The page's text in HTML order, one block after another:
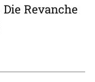
Revanche